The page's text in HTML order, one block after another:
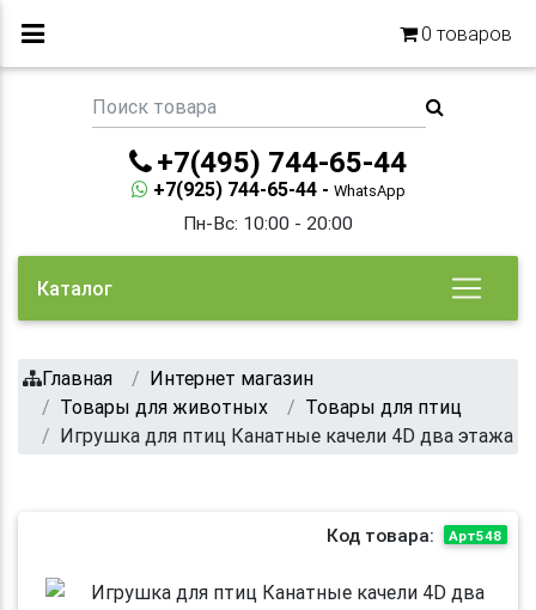
0 товаров
+7(495) 744-65-44
+7(925) 744-65-44 - WhatsApp
Пн-Вс: 10:00 - 20:00
Каталог
Главная
Интернет магазин
Товары для животных
Товары для птиц
Игрушка для птиц Канатные качели 4D два этажа
Код товара: Арт548